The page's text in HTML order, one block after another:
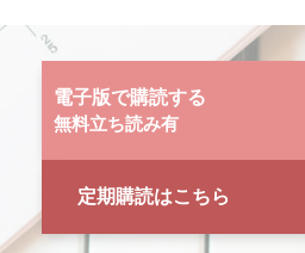
電子版で購読する
無料立ち読み有
定期購読はこちら